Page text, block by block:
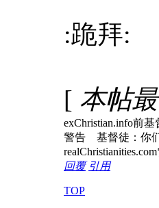
:跪拜:
[ 本帖
exChristian.info前
警告 基督徒：你
回覆 引用
TOP